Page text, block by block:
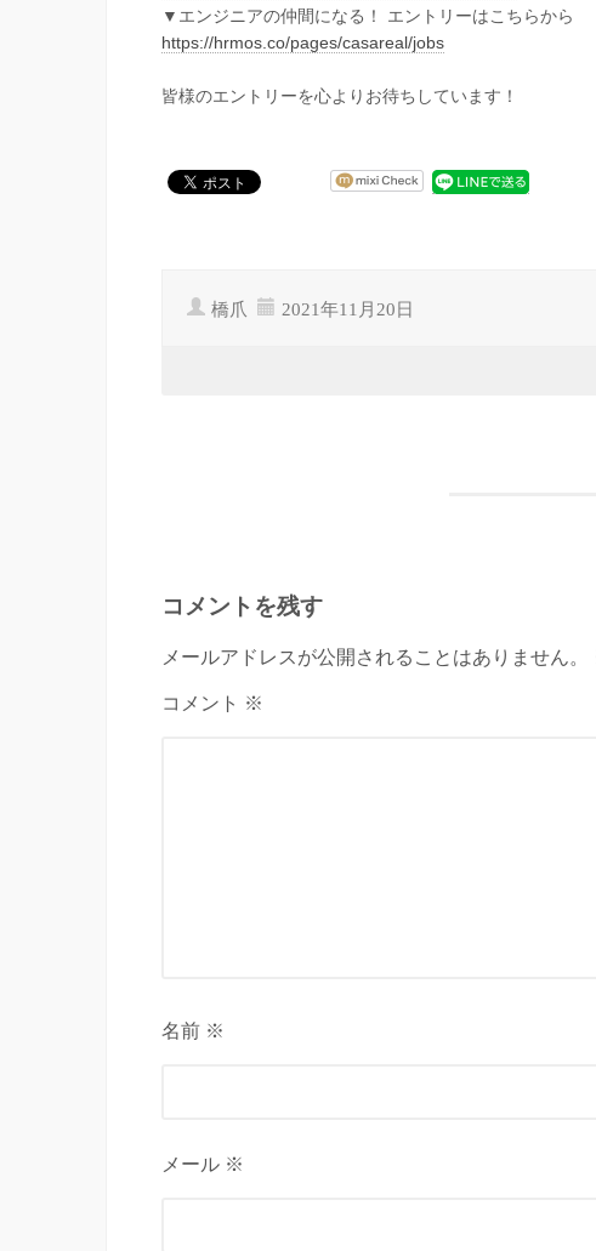
▼エンジニアの仲間になる！ エントリーはこちらから
https://hrmos.co/pages/casareal/jobs
皆様のエントリーを心よりお待ちしています！
橋爪 2021年11月20日
コメントを残す
メールアドレスが公開されることはありません
コメント ※
名前 ※
メール ※